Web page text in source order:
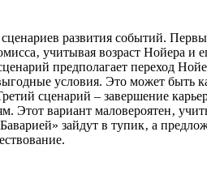
развития событий.
учитывая возраст Нойера и
предполагает переход
условия. Это может быть
сценарий – завершение
Этот вариант маловероятен‚
зайдут в тупик‚ а